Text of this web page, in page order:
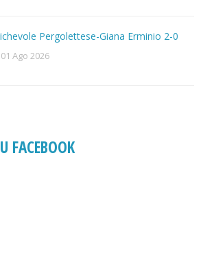
Pergolettese-Giana Erminio 2-0
01 Ago 2026
FACEBOOK